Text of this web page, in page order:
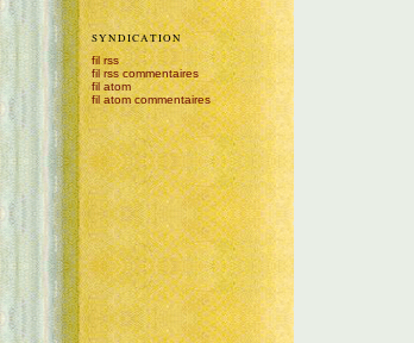
SYNDICATION
fil rss
fil rss commentaires
fil atom
fil atom commentaires